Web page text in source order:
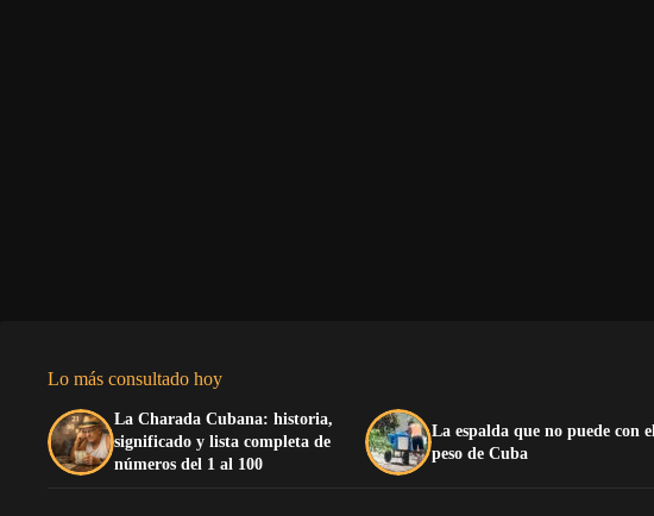
Lo más consultado hoy
La Charada Cubana: historia,
significado y lista completa de
números del 1 al 100
La espalda que no puede con el
peso de Cuba